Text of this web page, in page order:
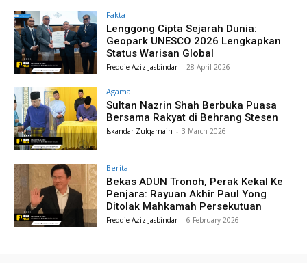
Fakta
Lenggong Cipta Sejarah Dunia:
Geopark UNESCO 2026 Lengkapkan
Status Warisan Global
Freddie Aziz Jasbindar - 28 April 2026
Agama
Sultan Nazrin Shah Berbuka Puasa
Bersama Rakyat di Behrang Stesen
Iskandar Zulqarnain - 3 March 2026
Berita
Bekas ADUN Tronoh, Perak Kekal Ke
Penjara: Rayuan Akhir Paul Yong
Ditolak Mahkamah Persekutuan
Freddie Aziz Jasbindar - 6 February 2026